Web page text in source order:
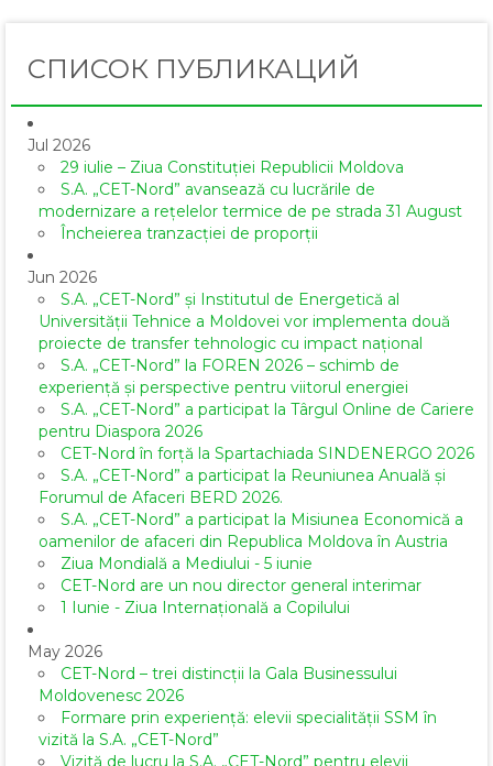
СПИСОК ПУБЛИКАЦИЙ
Jul 2026
29 iulie – Ziua Constituției Republicii Moldova
S.A. „CET-Nord” avansează cu lucrările de
modernizare a rețelelor termice de pe strada 31 August
Încheierea tranzacției de proporții
Jun 2026
S.A. „CET-Nord” și Institutul de Energetică al
Universității Tehnice a Moldovei vor implementa două
proiecte de transfer tehnologic cu impact național
S.A. „CET-Nord” la FOREN 2026 – schimb de
experiență și perspective pentru viitorul energiei
S.A. „CET-Nord” a participat la Târgul Online de Cariere
pentru Diaspora 2026
CET-Nord în forță la Spartachiada SINDENERGO 2026
S.A. „CET-Nord” a participat la Reuniunea Anuală și
Forumul de Afaceri BERD 2026.
S.A. „CET-Nord” a participat la Misiunea Economică a
oamenilor de afaceri din Republica Moldova în Austria
Ziua Mondială a Mediului - 5 iunie
CET-Nord are un nou director general interimar
1 Iunie - Ziua Internațională a Copilului
May 2026
CET-Nord – trei distincții la Gala Businessului
Moldovenesc 2026
Formare prin experiență: elevii specialității SSM în
vizită la S.A. „CET-Nord”
Vizită de lucru la S.A. „CET-Nord” pentru elevii